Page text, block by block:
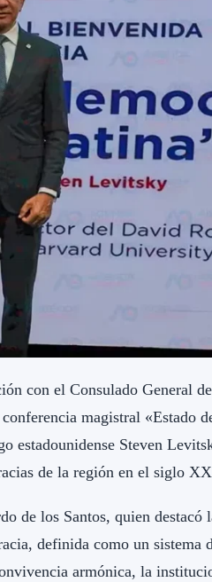
con el Consulado General
magistral «Estado
estadounidense Steven
de la región en el siglo
de los Santos, quien destacó
definida como un sistema
armónica, la